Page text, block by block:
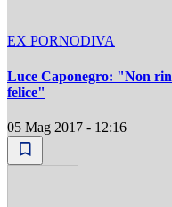
EX PORNODIVA
Luce Caponegro: "Non
felice"
05 Mag 2017 - 12:16